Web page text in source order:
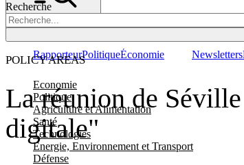
Recherche
POLICY AREAS
Economie
Politique
Agriculture et Alimentation
Santé
Technologies
Energie, Environnement et Transport
Défense
RapporteurPolitiqueÉconomie Newsletters
La réunion de
digitale"